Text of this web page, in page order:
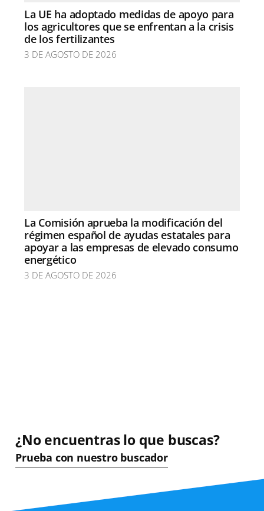
La UE ha adoptado medidas de apoyo para
los agricultores que se enfrentan a la crisis
de los fertilizantes
3 DE AGOSTO DE 2026
La Comisión aprueba la modificación del
régimen español de ayudas estatales para
apoyar a las empresas de elevado consumo
energético
3 DE AGOSTO DE 2026
¿No encuentras lo que buscas?
Prueba con nuestro buscador